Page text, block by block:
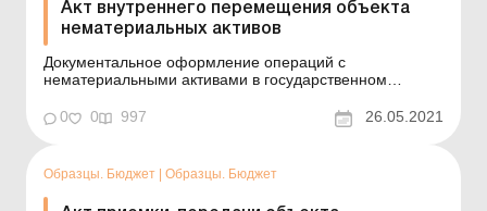
Акт внутреннего перемещения объекта
нематериальных активов
Документальное оформление операций с
нематериальными активами в государственном
основных средств (для субъектов государственного
сектора) Пример составления (на языке оригинала)
0 0 997 26.05.2021
Образцы. Бюджет | Образцы. Бюджет